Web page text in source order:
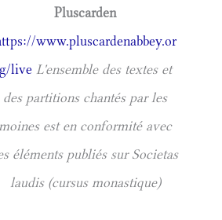
Pluscarden
www.pluscardenabbey.or
g/live L'ensemble des textes et
des partitions chantés par les
moines est en conformité avec
éléments publiés sur Societas
laudis (cursus monastique)